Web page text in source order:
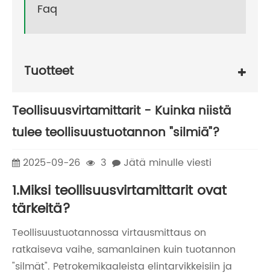
Faq
Tuotteet
Teollisuusvirtamittarit - Kuinka niistä
tulee teollisuustuotannon "silmiä"?
2025-09-26 3 Jätä minulle viesti
1.Miksi teollisuusvirtamittarit ovat
tärkeitä?
Teollisuustuotannossa virtausmittaus on
ratkaiseva vaihe, samanlainen kuin tuotannon
"silmät". Petrokemikaaleista elintarvikkeisiin ja